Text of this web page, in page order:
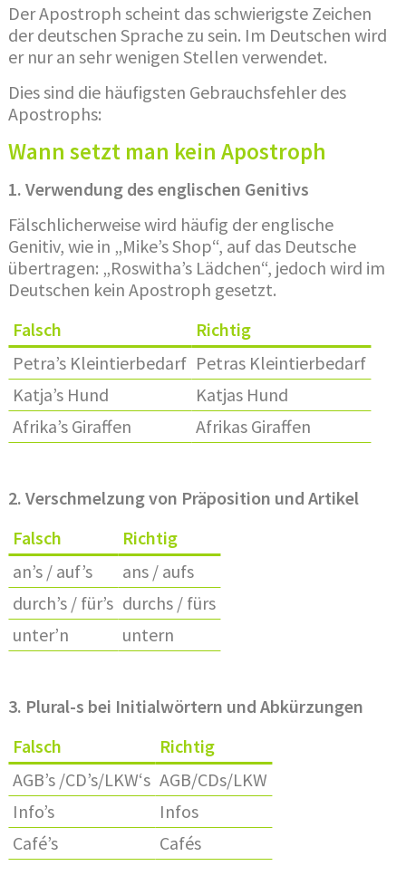
Der Apostroph scheint das schwierigste Zeichen
der deutschen Sprache zu sein. Im Deutschen wird
er nur an sehr wenigen Stellen verwendet.
Dies sind die häufigsten Gebrauchsfehler des
Apostrophs:
Wann setzt man kein Apostroph
1. Verwendung des englischen Genitivs
Fälschlicherweise wird häufig der englische
Genitiv, wie in „Mike’s Shop“, auf das Deutsche
übertragen: „Roswitha’s Lädchen“, jedoch wird im
Deutschen kein Apostroph gesetzt.
Falsch
Richtig
Petra’s Kleintierbedarf Petras Kleintierbedarf
Katja’s Hund
Katjas Hund
Afrika’s Giraffen
Afrikas Giraffen
2. Verschmelzung von Präposition und Artikel
Falsch
Richtig
an’s / auf’s
ans / aufs
durch’s / für’s durchs / fürs
unter’n
untern
3. Plural-s bei Initialwörtern und Abkürzungen
Falsch
Richtig
AGB’s /CD’s/LKW‘s AGB/CDs/LKW
Info’s
Infos
Café’s
Cafés